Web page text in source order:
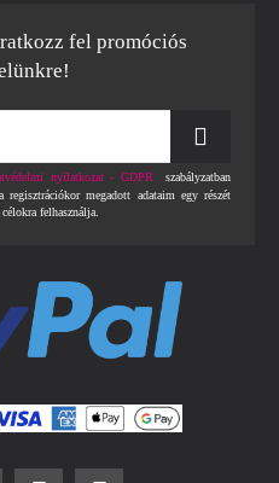
fel promóciós
nyilatkozat - GDPR
szabályzatban
megadott adataim egy részét
felhasználja.